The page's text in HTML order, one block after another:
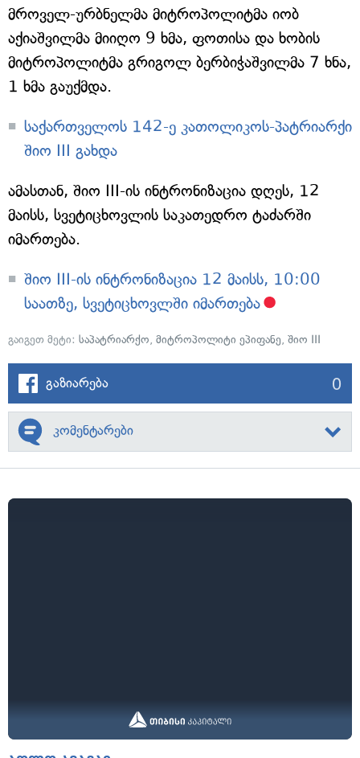
მროველ-ურბნელმა მიტროპოლიტმა იობ
აქიაშვილმა მიიღო 9 ხმა, ფოთისა და ხობის
მიტროპოლიტმა გრიგოლ ბერბიჭაშვილმა 7 ხნა,
1 ხმა გაუქმდა.
საქართველოს 142-ე კათოლიკოს-პატრიარქი
შიო III გახდა
ამასთან, შიო III-ის ინტრონიზაცია დღეს, 12
მაისს, სვეტიცხოვლის საკათედრო ტაძარში
იმართება.
შიო III-ის ინტრონიზაცია 12 მაისს, 10:00
საათზე, სვეტიცხოვლში იმართება
გაიგეთ მეტი: საპატრიარქო, მიტროპოლიტი ეპიფანე, შიო III
გაზიარება 0
კომენტარები